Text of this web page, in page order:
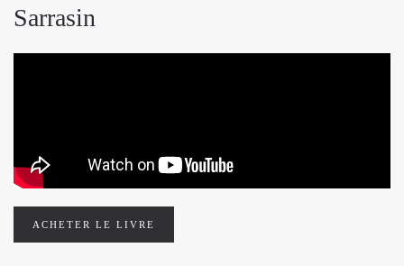
Sarrasin
ACHETER LE LIVRE